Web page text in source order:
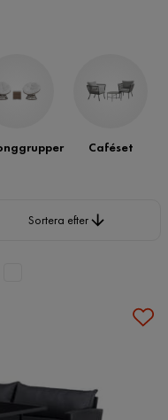
högkvalitativa loungeset
Caféset
Sortera efter